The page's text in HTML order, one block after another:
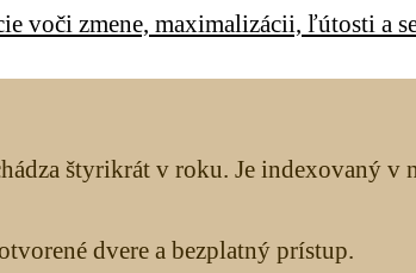
voči zmene, maximalizácii, ľútosti a
štyrikrát v roku. Je indexovaný v
dvere a bezplatný prístup.